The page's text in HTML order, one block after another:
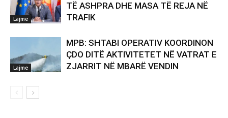
Lajme
TË ASHPRA DHE MASA TË REJA NË
TRAFIK
Lajme
MPB: SHTABI OPERATIV KOORDINON
ÇDO DITË AKTIVITETET NË VATRAT E
ZJARRIT NË MBARË VENDIN